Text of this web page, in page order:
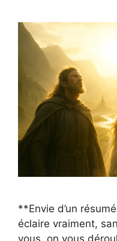
**Envie d’un
éclaire vraiment,